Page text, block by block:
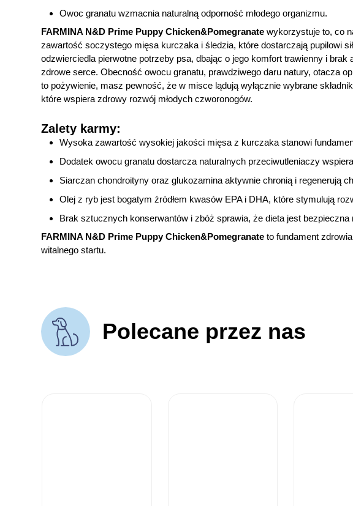
Owoc granatu wzmacnia naturalną odporność młodego organizmu.
FARMINA N&D Prime Puppy Chicken&Pomegranate wykorzystuje to, co
zawartość soczystego mięsa kurczaka i śledzia, które dostarczają pupilowi
odzwierciedla pierwotne potrzeby psa, dbając o jego komfort trawienny i
zdrowe serce. Obecność owocu granatu, prawdziwego daru natury, otacza
to pożywienie, masz pewność, że w misce lądują wyłącznie wybrane
które wspiera zdrowy rozwój młodych czworonogów.
Zalety karmy:
Wysoka zawartość wysokiej jakości mięsa z kurczaka stanowi
Dodatek owocu granatu dostarcza naturalnych przeciwutleniaczy
Siarczan chondroityny oraz glukozamina aktywnie chronią i regenerują
Olej z ryb jest bogatym źródłem kwasów EPA i DHA, które stymulują
Brak sztucznych konserwantów i zbóż sprawia, że dieta jest
FARMINA N&D Prime Puppy Chicken&Pomegranate to fundament
witalnego startu.
Polecane przez nas